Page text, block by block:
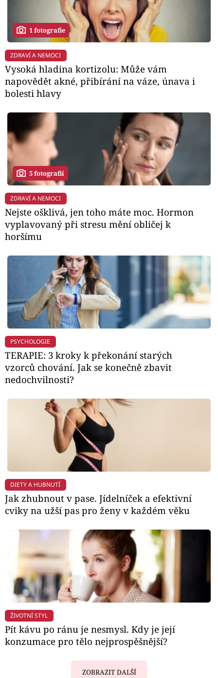
1 fotografie
ZDRAVÍ A NEMOCI
Vysoká hladina kortizolu: Může vám
napovědět akné, přibírání na váze, únava i
bolesti hlavy
5 fotografií
ZDRAVÍ A NEMOCI
Nejste ošklivá, jen toho máte moc. Hormon
vyplavovaný při stresu mění obličej k
horšímu
PSYCHOLOGIE
TERAPIE: 3 kroky k překonání starých
vzorců chování. Jak se konečně zbavit
nedochvilnosti?
DIETY A HUBNUTÍ
Jak zhubnout v pase. Jídelníček a efektivní
cviky na užší pas pro ženy v každém věku
ŽIVOTNÍ STYL
Pít kávu po ránu je nesmysl. Kdy je její
konzumace pro tělo nejprospěšnější?
ZOBRAZIT DALŠÍ